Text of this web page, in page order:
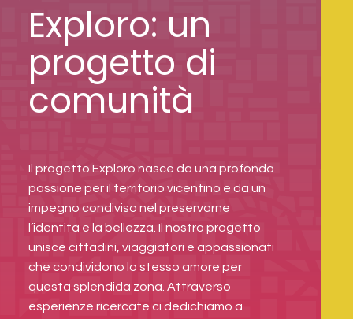
Exploro: un
progetto di
comunità
Il progetto Exploro nasce da una profonda
passione per il territorio vicentino e da un
impegno condiviso nel preservarne
l’identità e la bellezza. Il nostro progetto
unisce cittadini, viaggiatori e appassionati
che condividono lo stesso amore per
questa splendida zona. Attraverso
esperienze ricercate ci dedichiamo a